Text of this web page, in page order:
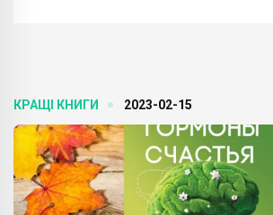
КРАЩІ КНИГИ 2023-02-15